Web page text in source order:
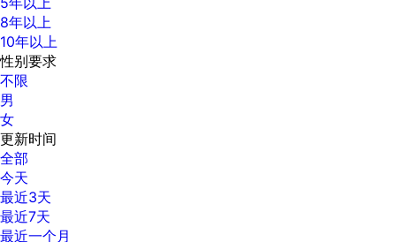
8年以上
10年以上
性别要求
不限
男
女
更新时间
全部
今天
最近3天
最近7天
最近一个月